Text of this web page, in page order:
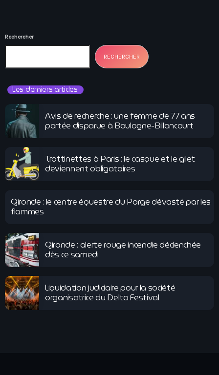
Rechercher
RECHERCHER
Les derniers articles
Avis de recherche : une femme de 77 ans
portée disparue à Boulogne-Billancourt
Trottinettes à Paris : le casque et le gilet
deviennent obligatoires
Gironde : le centre équestre du Porge dévasté par les
flammes
Gironde : alerte rouge incendie déclenchée
dès ce samedi
Liquidation judiciaire pour la société
organisatrice du Delta Festival